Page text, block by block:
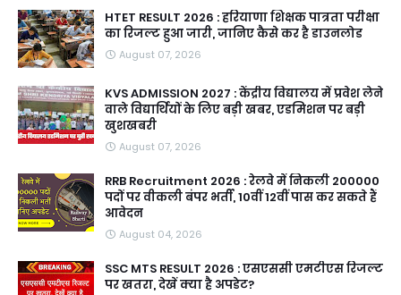
HTET RESULT 2026 : हरियाणा शिक्षक पात्रता परीक्षा
का रिजल्ट हुआ जारी, जानिए कैसे कर है डाउनलोड
August 07, 2026
KVS ADMISSION 2027 : केंद्रीय विद्यालय में प्रवेश लेने
वाले विद्यार्थियों के लिए बड़ी खबर, एडमिशन पर बड़ी
खुशखबरी
August 07, 2026
RRB Recruitment 2026 : रेलवे में निकली 200000
पदों पर वीकली बंपर भर्ती, 10वीं 12वीं पास कर सकते हैं
आवेदन
August 04, 2026
SSC MTS RESULT 2026 : एसएससी एमटीएस रिजल्ट
पर खतरा, देखें क्या है अपडेट?